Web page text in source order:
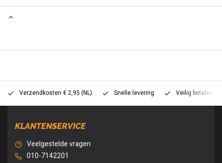
Verzendkosten € 2,95 (NL) Snelle levering Veilig betalen
KLANTENSERVICE
Veelgestelde vragen
010-7142201